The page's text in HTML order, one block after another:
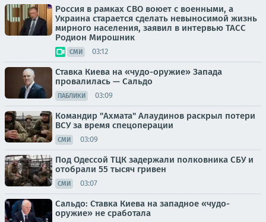
Россия в рамках СВО воюет с военными, а
Украина старается сделать невыносимой жизнь
мирного населения, заявил в интервью ТАСС
Родион Мирошник
СМИ 03:12
Ставка Киева на «чудо-оружие» Запада
провалилась — Сальдо
ПАБЛИКИ 03:09
Командир "Ахмата" Алаудинов раскрыл потери
ВСУ за время спецоперации
СМИ 03:09
Под Одессой ТЦК задержали полковника СБУ и
отобрали 55 тысяч гривен
СМИ 03:07
Сальдо: Ставка Киева на западное «чудо-
оружие» не сработала